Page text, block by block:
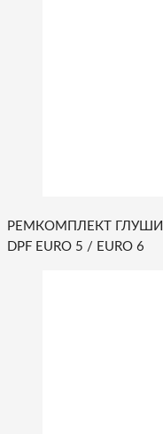
РЕМКОМПЛЕКТ
DPF EURO 5 / EURO 6